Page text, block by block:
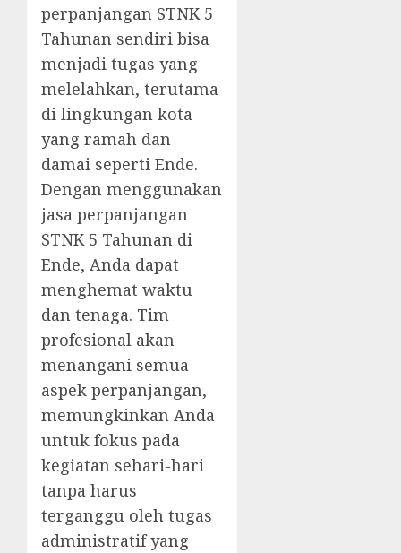
perpanjangan STNK 5
Tahunan sendiri bisa
menjadi tugas yang
melelahkan, terutama
di lingkungan kota
yang ramah dan
damai seperti Ende.
Dengan menggunakan
jasa perpanjangan
STNK 5 Tahunan di
Ende, Anda dapat
menghemat waktu
dan tenaga. Tim
profesional akan
menangani semua
aspek perpanjangan,
memungkinkan Anda
untuk fokus pada
kegiatan sehari-hari
tanpa harus
terganggu oleh tugas
administratif yang